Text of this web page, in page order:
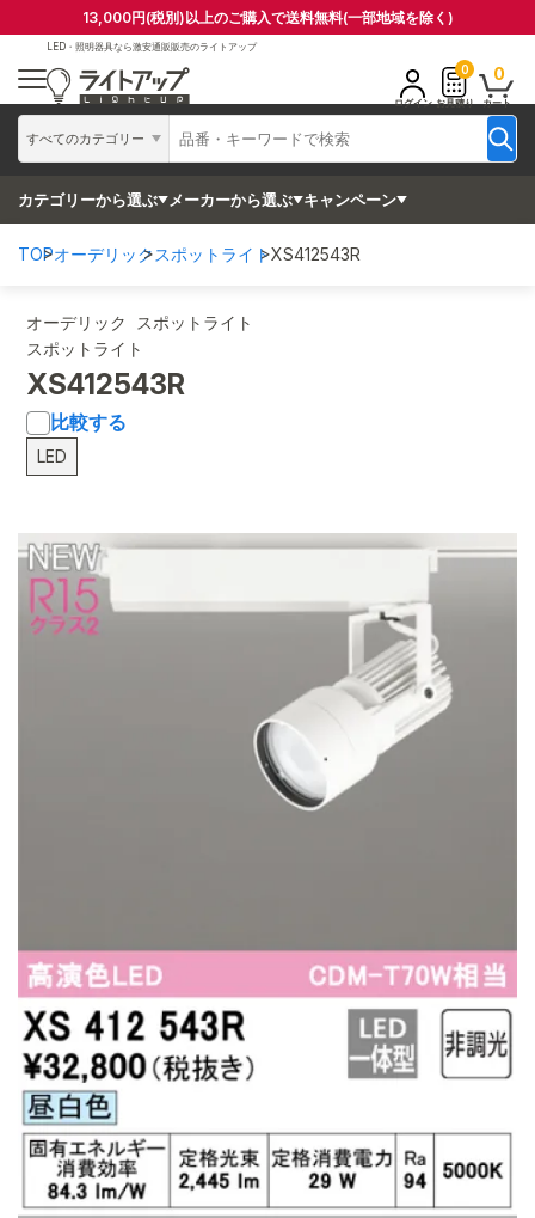
13,000円(税別)以上のご購入で送料無料(一部地域を除く)
LED・照明器具なら激安通販販売のライトアップ
すべてのカテゴリー
ログイン
0
お見積り
0
カート
カテゴリーから選ぶ メーカーから選ぶ キャンペーン
TOPオーデリックスポットライトXS412543R
オーデリック スポットライト
スポットライト
XS412543R
比較する
LED